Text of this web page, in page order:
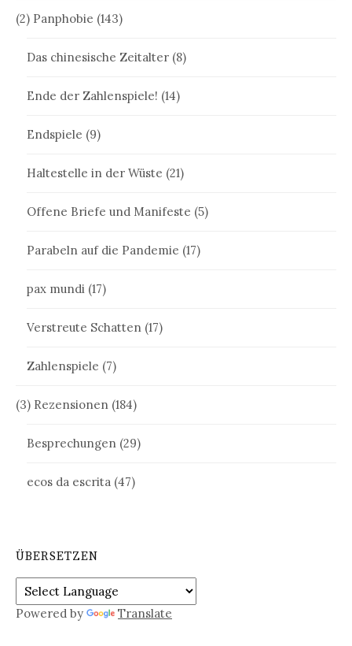
(2) Panphobie (143)
Das chinesische Zeitalter (8)
Ende der Zahlenspiele! (14)
Endspiele (9)
Haltestelle in der Wüste (21)
Offene Briefe und Manifeste (5)
Parabeln auf die Pandemie (17)
pax mundi (17)
Verstreute Schatten (17)
Zahlenspiele (7)
(3) Rezensionen (184)
Besprechungen (29)
ecos da escrita (47)
ÜBERSETZEN
Powered by Translate